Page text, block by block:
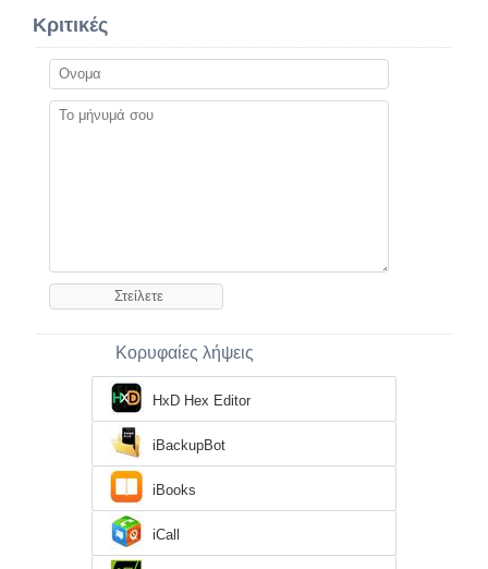
Κριτικές
Κορυφαίες λήψεις
HxD Hex Editor
iBackupBot
iBooks
iCall